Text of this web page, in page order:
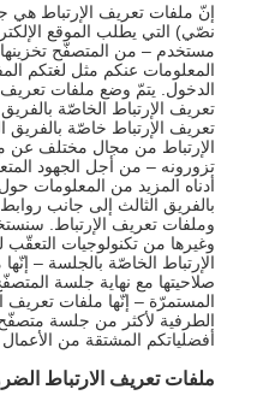
إنّ ملفات تعريف الإرتباط هي
نصّي) التي يطلب الموقع
مستخدم – من المتصفّح
المعلومات عنكم مثل لغتكم
الدخول. يتمّ وضع ملفات تعريف
تعريف الإرتباط الخاصّة
تعريف الإرتباط خاصّة
الإرتباط من مجال مختلف عن
تزورونه – من أجل الجهود
أدناه المزيد من المعلومات
بالفريق الثالث إلى جانب
وملفات تعريف الإرتباط.
وغيرها من تكنولوجيات التعقّب
الإرتباط الخاصّة بالجلسة –
صلاحيتها مع نهاية جلسة
المستمرّة – إنّها ملفات تعريف
الطرفية لأكثر من جلسة
أفضلياتكم المشتقة من
ملفات تعريف الارتباط